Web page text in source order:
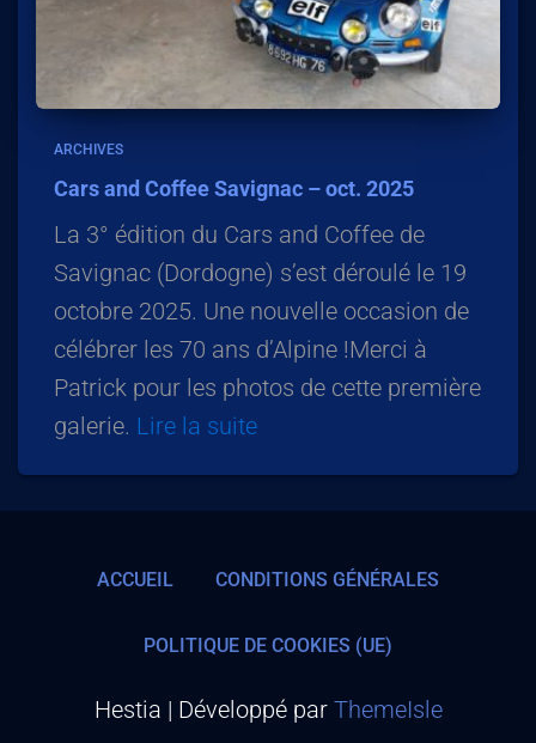
ARCHIVES
Cars and Coffee Savignac – oct. 2025
La 3° édition du Cars and Coffee de
Savignac (Dordogne) s’est déroulé le 19
octobre 2025. Une nouvelle occasion de
célébrer les 70 ans d’Alpine !Merci à
Patrick pour les photos de cette première
galerie. Lire la suite
ACCUEIL CONDITIONS GÉNÉRALES
POLITIQUE DE COOKIES (UE)
Hestia | Développé par ThemeIsle